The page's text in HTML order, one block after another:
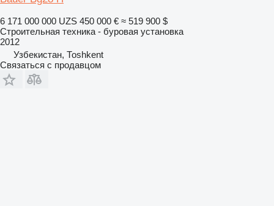
6 171 000 000 UZS 450 000 € ≈ 519 900 $
Строительная техника - буровая установка
2012
Узбекистан, Тоshkent
Связаться с продавцом